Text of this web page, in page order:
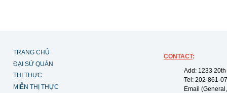
TRANG CHỦ
ĐẠI SỨ QUÁN
THỊ THỰC
MIỄN THỊ THỰC
CONTACT:
Add: 1233
Tel: 202-861-
Email